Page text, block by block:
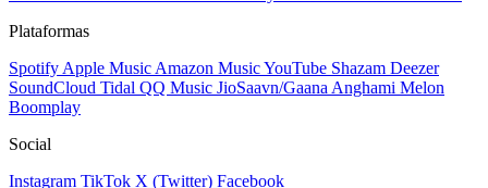
Plataformas
Spotify Apple Music Amazon MusicYouTube Shazam Deezer
SoundCloud Tidal QQ Music JioSaavn/Gaana Anghami Melon
Boomplay
Social
Instagram TikTok X (Twitter) Facebook